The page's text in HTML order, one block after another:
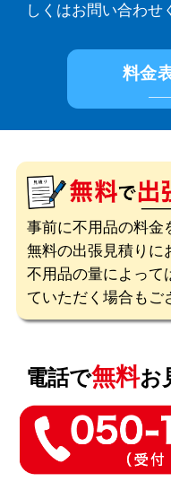
しくはお問い合わせ
料金
事前に不用品の料金
無料の出張見積りに
不用品の量によって
ていただく場合もご
電話で無料お